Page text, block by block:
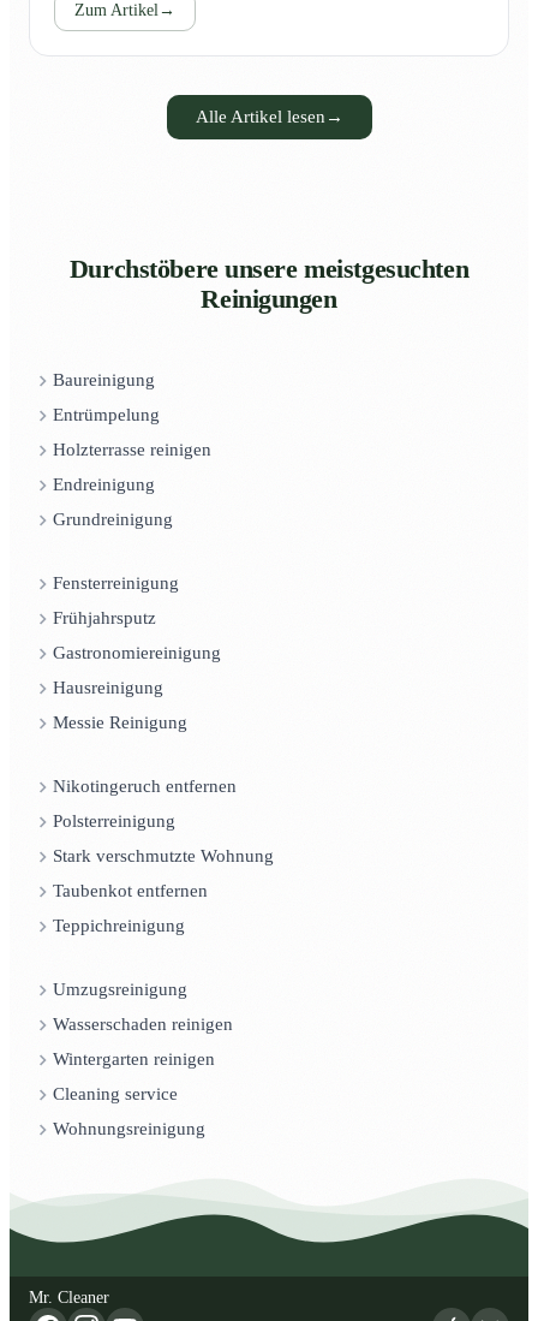
Zum Artikel→
Alle Artikel lesen →
Durchstöbere unsere meistgesuchten
Reinigungen
Baureinigung
Entrümpelung
Holzterrasse reinigen
Endreinigung
Grundreinigung
Fensterreinigung
Frühjahrsputz
Gastronomiereinigung
Hausreinigung
Messie Reinigung
Nikotingeruch entfernen
Polsterreinigung
Stark verschmutzte Wohnung
Taubenkot entfernen
Teppichreinigung
Umzugsreinigung
Wasserschaden reinigen
Wintergarten reinigen
Cleaning service
Wohnungsreinigung
Mr. Cleaner